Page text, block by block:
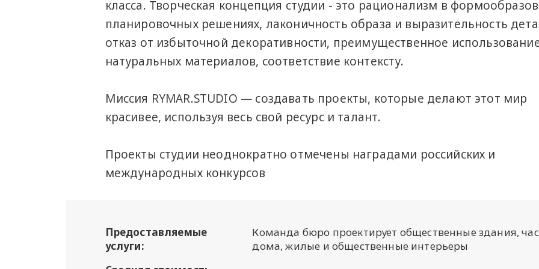
класса. Творческая концепция студии - это рационализм в
планировочных решениях, лаконичность образа и выразительность
отказ от избыточной декоративности, преимущественное
натуральных материалов, соответствие контексту.
Миссия RYMAR.STUDIO — создавать проекты, которые делают этот мир
красивее, используя весь свой ресурс и талант.
Проекты студии неоднократно отмечены наградами российских и
международных конкурсов
Предоставляемые
услуги:
Команда бюро проектирует общественные здания,
дома, жилые и общественные интерьеры